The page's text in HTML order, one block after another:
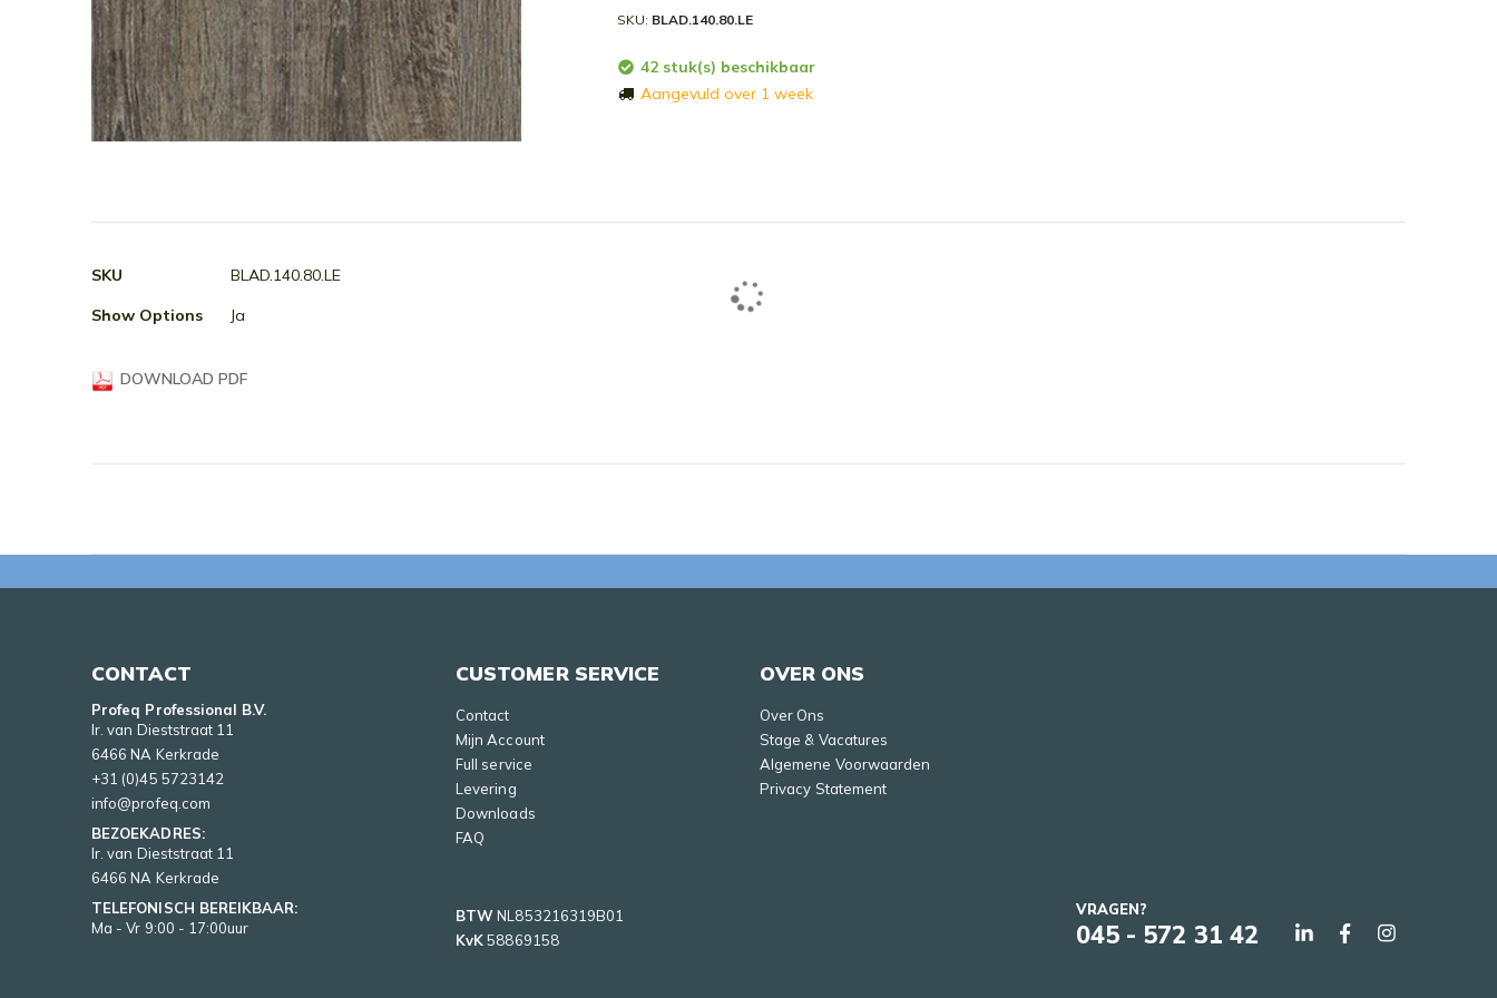
de
afbeeldingen-
SKU BLAD.140.80.LE
42 stuk(s) beschikbaar
Aangevuld over 1 week
Meer
SKU
BLAD.140.80.LE
Show Options
Ja
DOWNLOAD PDF
CONTACT
Profeq Professional B.V.
Ir. van Dieststraat 11
6466 NA Kerkrade
+31 (0)45 5723142
info@profeq.com
BEZOEKADRES:
Ir. van Dieststraat 11
6466 NA Kerkrade
TELEFONISCH BEREIKBAAR:
Ma - Vr 9:00 - 17:00uur
CUSTOMER SERVICE
Contact
Mijn Account
Full service
Levering
Downloads
FAQ
BTW NL853216319B01
KvK58869158
OVER ONS
Over Ons
Stage & Vacatures
Algemene Voorwaarden
Privacy Statement
VRAGEN?
045 - 572 31 42